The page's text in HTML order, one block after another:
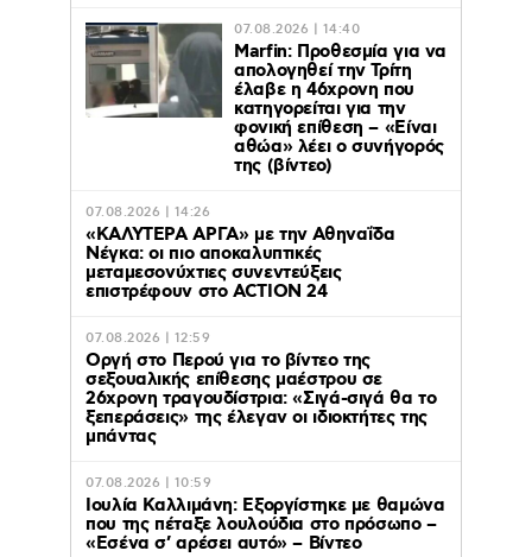
07.08.2026 | 14:40
Marfin: Προθεσμία για να
απολογηθεί την Τρίτη
έλαβε η 46χρονη που
κατηγορείται για την
φονική επίθεση – «Είναι
αθώα» λέει ο συνήγορός
της (βίντεο)
07.08.2026 | 14:26
«ΚΑΛΥΤΕΡΑ ΑΡΓΑ» με την Αθηναΐδα
Νέγκα: οι πιο αποκαλυπτικές
μεταμεσονύχτιες συνεντεύξεις
επιστρέφουν στο ACTION 24
07.08.2026 | 12:59
Οργή στο Περού για το βίντεο της
σεξουαλικής επίθεσης μαέστρου σε
26χρονη τραγουδίστρια: «Σιγά-σιγά θα το
ξεπεράσεις» της έλεγαν οι ιδιοκτήτες της
μπάντας
07.08.2026 | 10:59
Ιουλία Καλλιμάνη: Εξοργίστηκε με θαμώνα
που της πέταξε λουλούδια στο πρόσωπο –
«Εσένα σ’ αρέσει αυτό» – Βίντεο